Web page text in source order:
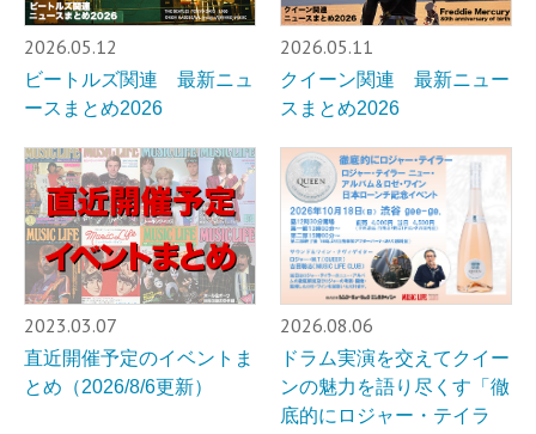
2026.05.12
ビートルズ関連 最新ニュ
ースまとめ2026
2026.05.11
クイーン関連 最新ニュー
スまとめ2026
2023.03.07
直近開催予定のイベントま
とめ（2026/8/6更新）
2026.08.06
ドラム実演を交えてクイー
ンの魅力を語り尽くす「徹
底的にロジャー・テイラ